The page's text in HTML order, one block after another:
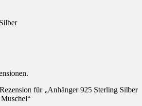
für „Anhänger 925 Sterling Silber